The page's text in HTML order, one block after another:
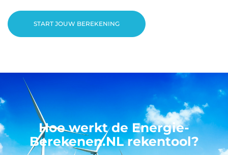
START JOUW BEREKENING
Hoe werkt de Energie-
Berekenen.NL rekentool?